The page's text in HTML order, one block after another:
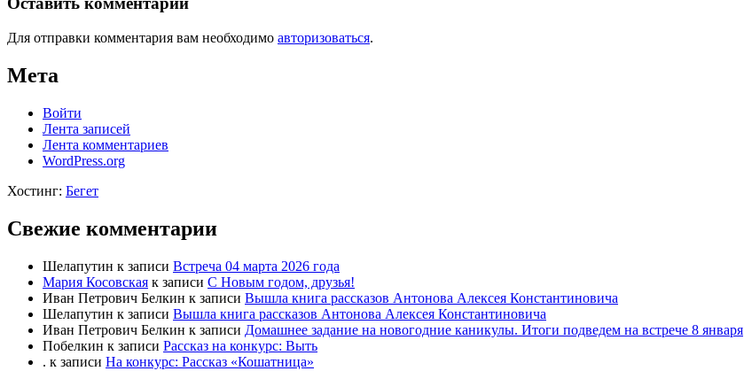
Для отправки комментария вам необходимо авторизоваться.
Мета
Войти
Лента записей
Лента комментариев
WordPress.org
Хостинг: Бегет
Свежие комментарии
Шелапутин к записи Встреча 04 марта 2026 года
Мария Косовская к записи С Новым годом, друзья!
Иван Петрович Белкин к записи Вышла книга рассказов Антонова Алексея Константиновича
Шелапутин к записи Вышла книга рассказов Антонова Алексея Константиновича
Иван Петрович Белкин к записи Домашнее задание на новогодние каникулы. Итоги подведем на встрече 8 января
Побелкин к записи Рассказ на конкурс: Выть
. к записи На конкурс: Рассказ «Кошатница»